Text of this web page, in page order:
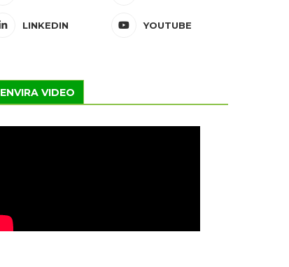
LINKEDIN YOUTUBE
ENVIRA VIDEO